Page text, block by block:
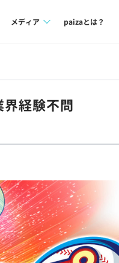
メディア
note
paizaとは？
界経験不問